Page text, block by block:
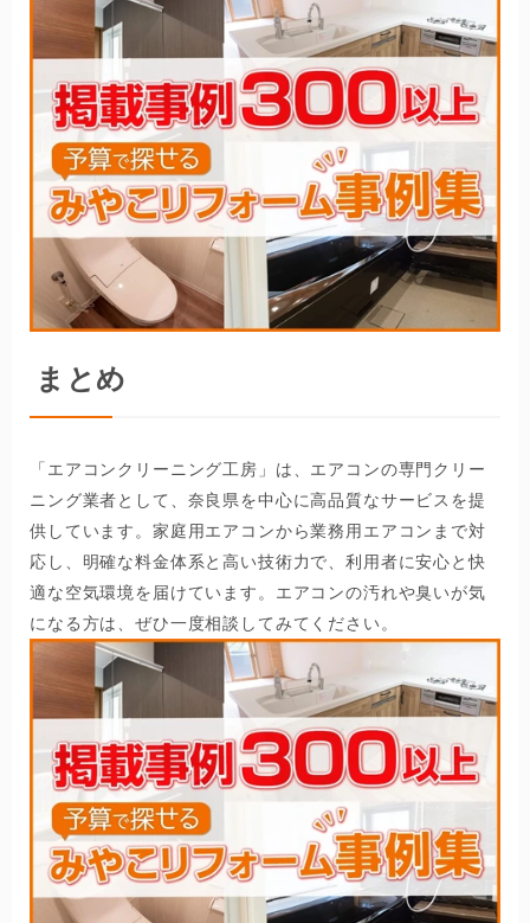
まとめ
「エアコンクリーニング工房」は、エアコンの専門クリー
ニング業者として、奈良県を中心に高品質なサービスを提
供しています。家庭用エアコンから業務用エアコンまで対
応し、明確な料金体系と高い技術力で、利用者に安心と快
適な空気環境を届けています。エアコンの汚れや臭いが気
になる方は、ぜひ一度相談してみてください。